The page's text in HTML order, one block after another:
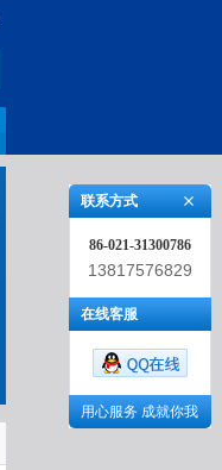
联系方式
86-021-31300786
13817576829
在线客服
用心服务 成就你我